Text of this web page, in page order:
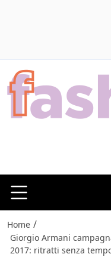
Home /
Giorgio Armani
2017: ritratti senza